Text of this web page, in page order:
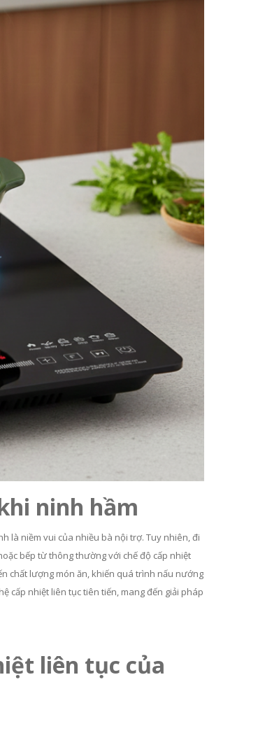
ninh hầm
là niềm vui của nhiều bà nội trợ. Tuy nhiên, đi
bếp từ thông thường với chế độ cấp nhiệt
chất lượng món ăn, khiến quá trình nấu nướng
cấp nhiệt liên tục tiên tiến, mang đến giải pháp
liên tục của